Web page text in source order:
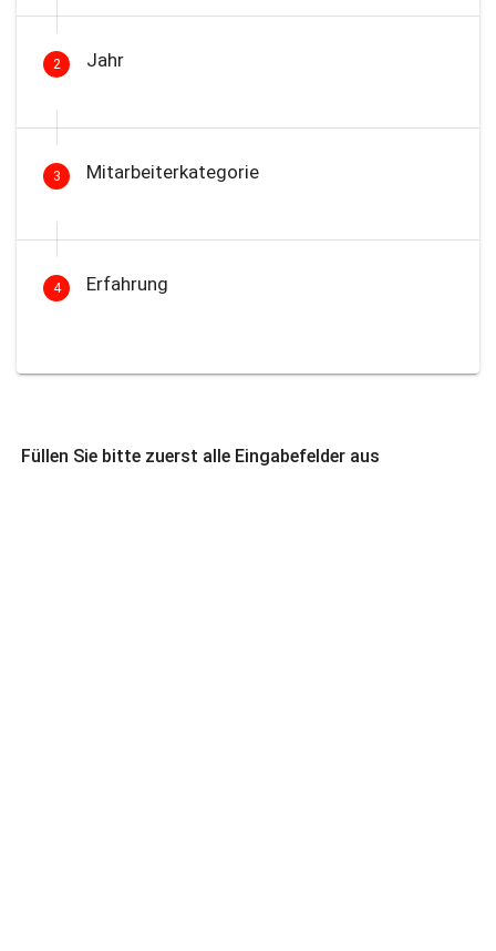
2 Jahr
3 Mitarbeiterkategorie
4 Erfahrung
Füllen Sie bitte zuerst alle Eingabefelder aus